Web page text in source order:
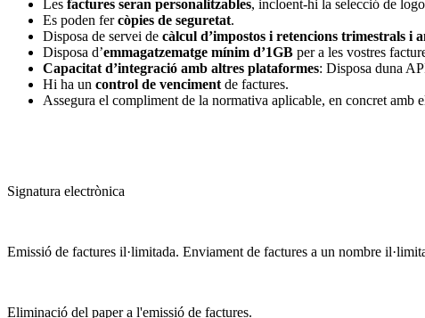
Les factures seran personalitzables, incloent-hi la selecció de
Es poden fercòpies de seguretat.
Disposa de servei de càlcul d’impostos i retencions trimestrals i
Disposa d’emmagatzematge mínim d’1GB per a les vostres
Capacitat d’integració amb altres plataformes: Disposa duna
Hi ha un control de venciment de factures.
Assegura el compliment de la normativa aplicable, en concret
Signatura electrònica
Emissió de factures il·limitada. Enviament de factures a un nombre
Eliminació del paper a l'emissió de factures.